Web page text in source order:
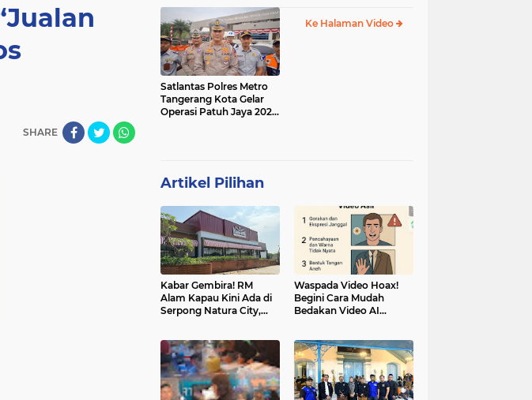
SHARE
Satlantas Polres Metro
Tangerang Kota Gelar
Operasi Patuh Jaya 2025,
Ke Halaman Video
Artikel Pilihan
Kabar Gembira! RM
Alam Kapau Kini Ada di
Serpong Natura City,
Waspada Video Hoax!
Begini Cara Mudah
Bedakan Video AI